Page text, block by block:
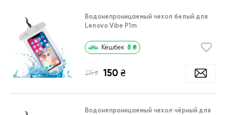
Водонепроницаемый чехол белый для
Lenovo Vibe P1m
Кешбек 8 ₴
215 ₴ 150 ₴
Водонепроницаемый чехол чёрный для